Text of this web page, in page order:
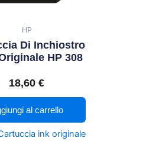
HP
Di Inchiostro
HP 308
18,60 €
al carrello